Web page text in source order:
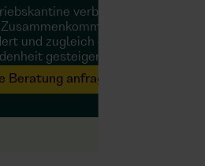
verbindet. Durch
wird der
und zugleich die
gesteigert.
Beratung anfragen